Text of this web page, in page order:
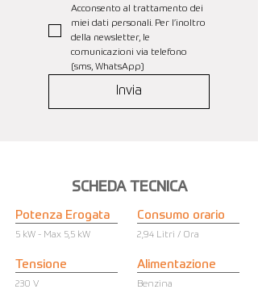
Acconsento al trattamento dei
miei dati personali. Per l’inoltro
della newsletter, le
comunicazioni via telefono
(sms, WhatsApp)
Invia
SCHEDA TECNICA
Potenza Erogata
5 kW - Max 5,5 kW
Tensione
230 V
Consumo orario
2,94 Litri / Ora
Alimentazione
Benzina